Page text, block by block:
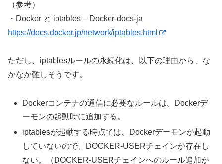
（参考）
・Docker と iptables – Docker-docs-ja
https://docs.docker.jp/network/iptables.html
ただし、iptablesルールの永続化は、以下の理由から、な
かなか難しそうです。
Dockerコンテナの通信に必要なルールは、Dockerデ
ーモンの起動時に追加する。
iptablesが起動する時点では、Dockerデーモンが起動
していないので、DOCKER-USERチェインが存在し
ない。（DOCKER-USERチェインへのルール追加が